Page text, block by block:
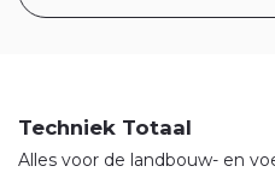
Techniek Totaal
Alles voor de landbouw- en